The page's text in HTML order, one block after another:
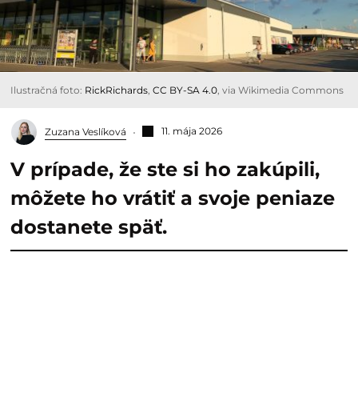
Ilustračná foto: RickRichards CC BY-SA 4.0 , via Wikimedia Commons
Zuzana Veslíková 11. mája 2026
V prípade, že ste si ho zakúpili,
môžete ho vrátiť a svoje peniaze
dostanete späť.